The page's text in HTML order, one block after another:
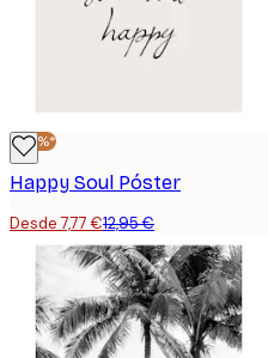
-40%*
Happy Soul Póster
Desde 7,77 €12,95 €